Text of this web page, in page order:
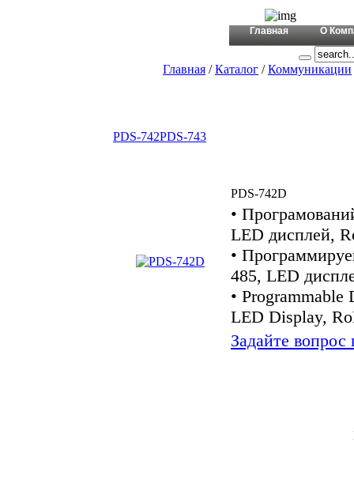
Главная О
Главная /Каталог /Коммуникации
PDS-742PDS-743
PDS-742D
•
LED дисплей,
•
485, LED
•
LED Display,
Задайте вопрос